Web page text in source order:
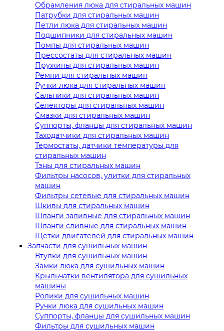
Обрамления люка для стиральных машин
Патрубки для стиральных машин
Петли люка для стиральных машин
Подшипники для стиральных машин
Помпы для стиральных машин
Прессостаты для стиральных машин
Пружины для стиральных машин
Ремни для стиральных машин
Ручки люка для стиральных машин
Сальники для стиральных машин
Селекторы для стиральных машин
Смазки для стиральных машин
Суппорты, фланцы для стиральных машин
Таходатчики для стиральных машин
Термостаты, датчики температуры для
стиральных машин
Тэны для стиральных машин
Фильтры насосов, улитки для стиральных
машин
Фильтры сетевые для стиральных машин
Шкивы для стиральных машин
Шланги заливные для стиральных машин
Шланги сливные для стиральных машин
Щетки двигателей для стиральных машин
Запчасти для сушильных машин
Втулки для сушильных машин
Замки люка для сушильных машин
Крыльчатки вентилятора для сушильных
машины
Ролики для сушильных машин
Ручки люка для сушильных машин
Суппорты, фланцы для сушильных машин
Фильтры для сушильных машин